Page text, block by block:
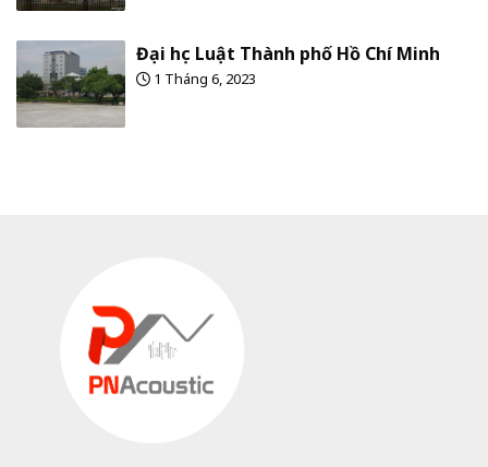
Đại học Luật Thành phố Hồ Chí Minh
1 Tháng 6, 2023